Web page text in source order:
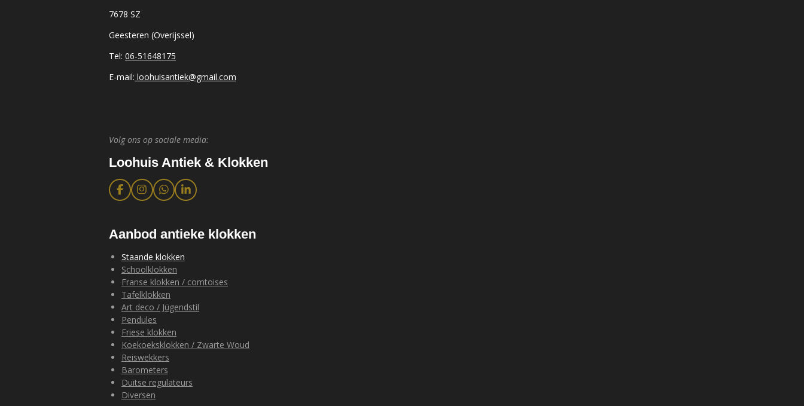
7678 SZ
Geesteren (Overijssel)
Tel: 06-51648175
E-mail: loohuisantiek@gmail.com
Volg ons op sociale media:
Loohuis Antiek & Klokken
F
a
b
o
k
I
n
a
g
a
m
W
h
s
A
p
p
L
i
e
d
Aanbod antieke klokken
Staande klokken
Schoolklokken
Franse klokken / comtoises
Tafelklokken
Art deco / Jügendstil
Pendules
Friese klokken
Koekoeksklokken / Zwarte Woud
Reiswekkers
Barometers
Duitse regulateurs
Diversen